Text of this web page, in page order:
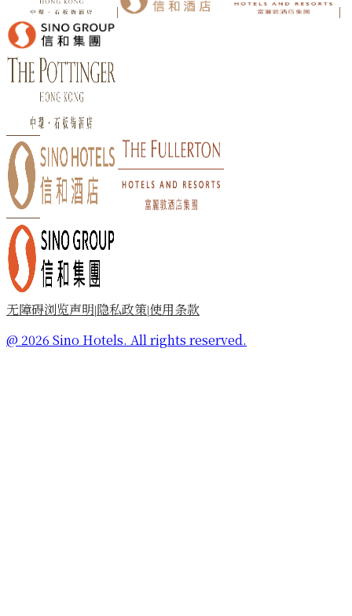
| |
无障碍浏览声明|隐私政策|使用条款
@ 2026 Sino Hotels. All rights reserved.